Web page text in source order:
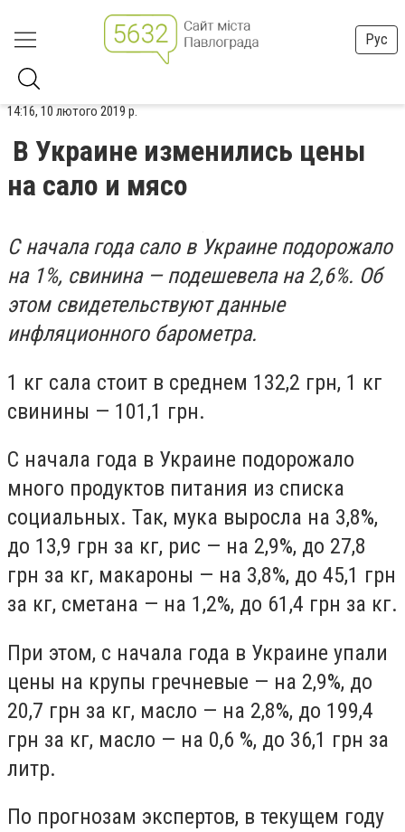
Рус
14:16, 10 лютого 2019 р.
В Украине изменились цены
на сало и мясо
С начала года сало в Украине подорожало
на 1%, свинина — подешевела на 2,6%. Об
этом свидетельствуют данные
инфляционного барометра.
1 кг сала стоит в среднем 132,2 грн, 1 кг
свинины — 101,1 грн.
C начала года в Украине подорожало
много продуктов питания из списка
социальных. Так, мука выросла на 3,8%,
до 13,9 грн за кг, рис — на 2,9%, до 27,8
грн за кг, макароны — на 3,8%, до 45,1 грн
за кг, сметана — на 1,2%, до 61,4 грн за кг.
При этом, с начала года в Украине упали
цены на крупы гречневые — на 2,9%, до
20,7 грн за кг, масло — на 2,8%, до 199,4
грн за кг, масло — на 0,6 %, до 36,1 грн за
литр.
По прогнозам экспертов, в текущем году